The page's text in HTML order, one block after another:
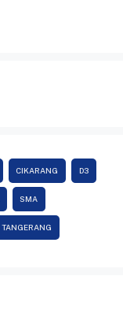
CIKARANG D3
SMA
TANGERANG